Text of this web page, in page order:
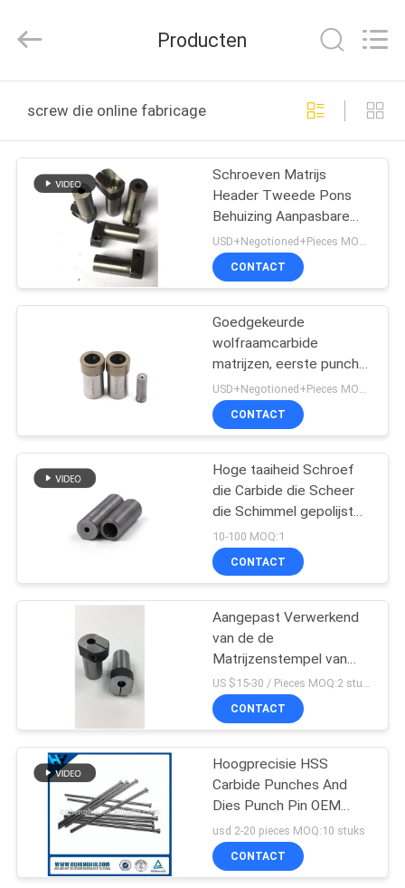
PRODUCTEN
VIDEO'S
ONGEVEER
ONS
FABRIEKSREIS
KWALITEITSCONTROLE
CONTACTEER
OM EEN
CITAAT
SITEMAP
PRIVACYBELEID
Limited.
Reserved.
Producten
screw die online fabricage
Schroeven Matrijs
Header Tweede Pons
Behuizing Aanpasbare
Grootte Materialen
USD+Negotioned+Pieces MOQ:1
CONTACT
Goedgekeurde
wolfraamcarbide
matrijzen, eerste punch
case schroef matrijzen
hoge taaiheid
CONTACT
Hoge taaiheid Schroef
die Carbide die Scheer
die Schimmel gepolijst
betere Schimmel Leven
10-100 MOQ:1
CONTACT
Aangepast Verwerkend
van de de
Matrijzenstempel van
Carbideschroeven
Tweede de Stempelring
US $15-30 / Pieces MOQ:2 stuk/stukken
CONTACT
Hoogprecisie HSS
Carbide Punches And
Dies Punch Pin OEM
Design Screw Die Parts
usd 2-20 pieces MOQ:10 stuks
CONTACT